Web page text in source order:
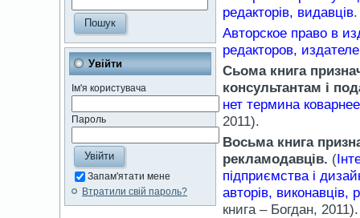
Увійти
Ім'я користувача
Пароль
Запам'ятати мене
Втратили свій пароль?
редакторів, видавців
Авторское право в
редакторов,
Сьома книга
консультантам і
нет термина
2011).
Восьма книга
рекламодавців. (
підприємства і
авторів, виконавців,
книга – Богдан, 2011).